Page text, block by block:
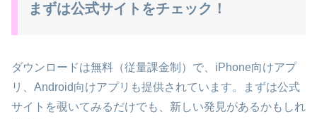
まずは公式サイトをチェック！
ダウンロードは無料（従量課金制）で、iPhone向けアプ
リ、Android向けアプリも提供されています。まずは公式
サイトを覗いてみるだけでも、新しい発見があるかもしれ